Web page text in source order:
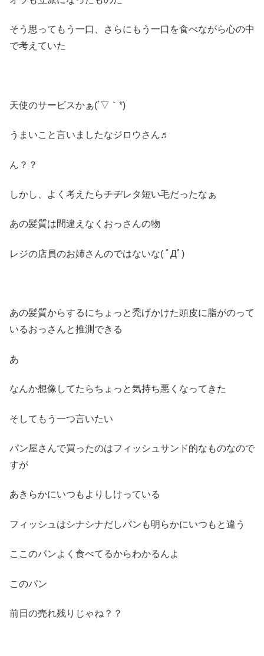
そう思ってもう一口、さらにもう一口を食べながら心の中
で考えていた
天使のサービスかぁ(´▽｀*)
うまいこと言いましたなジロウさん♬
ん？？
しかし、よく考えたらチヂレタ短い毛だったなぁ
あの髪質は間違えなくおっさんの物
レジの店員のお姉さんのではないな( ﾟДﾟ)
あの髪質からするにちょっと禿げかけた頭皮に脂がのって
いるおっさんと推測できる
あ
なんか想像してたらちょっと気持ち悪くなってきた
そしてもう一つ言いたい
パン屋さんで買ったのはフィッシュサンド的なものなので
すが
あきらかにいつもよりしけっている
フィッシュはシナシナだしパンも明らかにいつもと違う
ここのパンよく食べてるからわかるんよ
このパン
前日の売れ残りじゃね？？